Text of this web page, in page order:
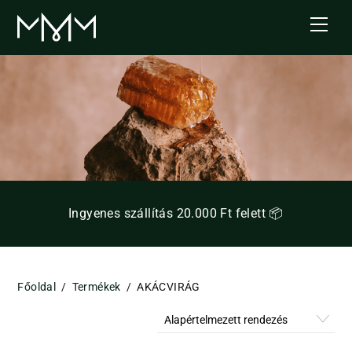
Ingyenes szállítás 20.000 Ft felett 📦
Főoldal / Termékek / AKÁCVIRÁG